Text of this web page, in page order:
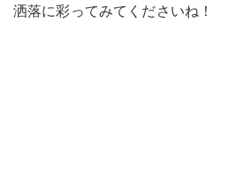
洒落に彩ってみてくださいね！